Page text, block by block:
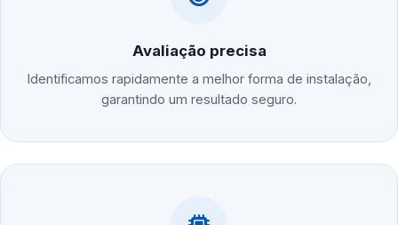
Avaliação precisa
Identificamos rapidamente a melhor forma de instalação,
garantindo um resultado seguro.